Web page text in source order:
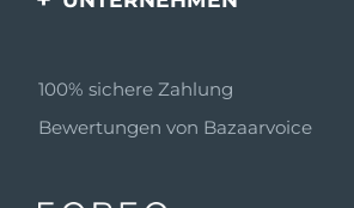
Partnerprogramm
Partner Nachrichten
100% sichere Zahlung
Bewertungen von Bazaarvoice